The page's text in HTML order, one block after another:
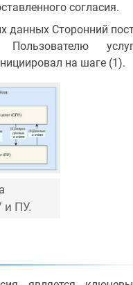
согласия.
данных Сторонний
на шаге (1).
и ПУ.